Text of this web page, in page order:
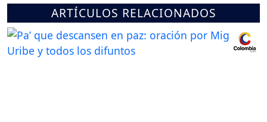
ARTÍCULOS RELACIONADOS